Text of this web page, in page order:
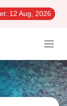
12 Aug, 2026